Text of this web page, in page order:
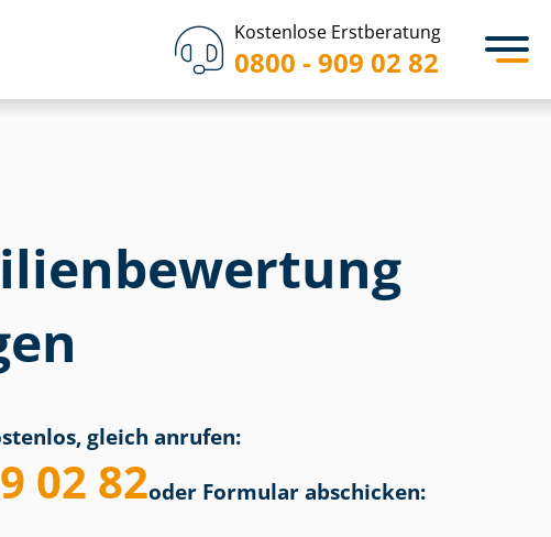
Kostenlose Erstberatung
0800 - 909 02 82
gleich anrufen:
02 82oder Formular abschicken: